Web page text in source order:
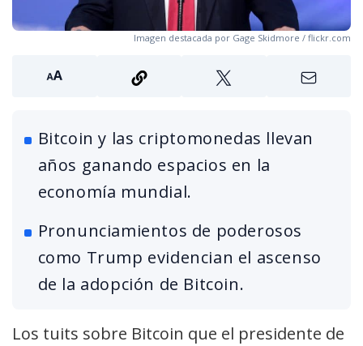
Imagen destacada por Gage Skidmore / flickr.com
Bitcoin y las criptomonedas llevan
años ganando espacios en la
economía mundial.
Pronunciamientos de poderosos
como Trump evidencian el ascenso
de la adopción de Bitcoin.
Los tuits sobre Bitcoin que el presidente de